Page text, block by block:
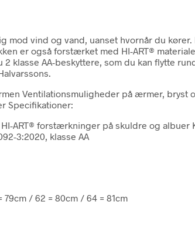
vind og vand, uanset hvornår du
er også forstærket med HI-ART®
klasse AA-beskyttere, som du kan flytte
Ventilationsmuligheder på ærmer, bryst
Specifikationer:
ART® forstærkninger på skuldre og
3:2020, klasse AA
79cm / 62 = 80cm / 64 = 81cm